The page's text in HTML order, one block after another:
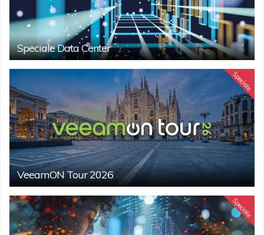
Speciale Data Center
Speciale
VeeamON Tour 2026
Speciale